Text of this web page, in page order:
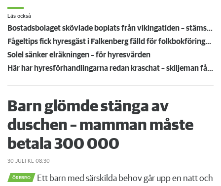
Läs också
Bostadsbolaget skövlade boplats från vikingatiden – stäms på tre miljoner
Fågeltips fick hyresgäst i Falkenberg fälld för folkbokföringsbrott
Solel sänker elräkningen – för hyresvärden
Här har hyresförhandlingarna redan kraschat – skiljeman får sätta hyrorna
Barn glömde stänga av
duschen – mamman måste
betala 300 000
30 JULI KL 08:30
ÖREBRO
Ett barn med särskilda behov går upp en natt och